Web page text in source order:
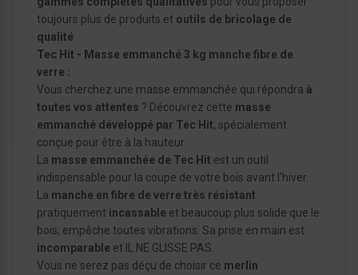
toujours plus de produits et outils de bricolage de
qualité
Tec Hit - Masse emmanché 3 kg manche fibre de
verre :
Vous cherchez une masse emmanchée qui répondra à
toutes vos attentes ? Découvrez cette masse
emmanché développé par Tec Hit, spécialement
conçue pour être à la hauteur.
La masse emmanchée de Tec Hit est un outil
indispensable pour la coupe de votre bois avant l'hiver.
La manche en fibre de verre très résistant
pratiquement incassable et beaucoup plus solide que le
bois, empêche toutes vibrations. Sa prise en main est
incomparable et IL NE GLISSE PAS.
Vous ne serez pas déçu de choisir ce merlin